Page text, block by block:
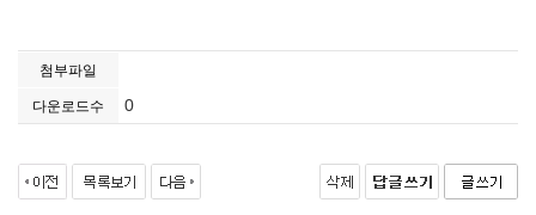
첨부파일
다운로드수 0